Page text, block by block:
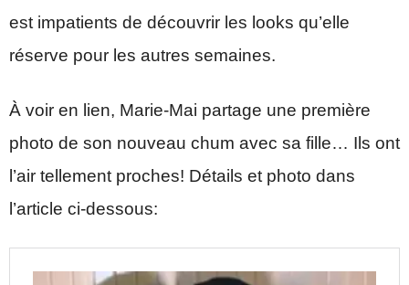
est impatients de découvrir les looks qu’elle
réserve pour les autres semaines.
À voir en lien, Marie-Mai partage une première
photo de son nouveau chum avec sa fille… Ils ont
l’air tellement proches! Détails et photo dans
l’article ci-dessous: